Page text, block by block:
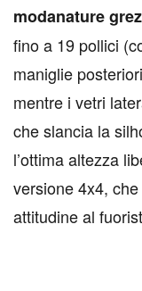
modanature
fino a 19 pollici
maniglie
mentre i vetri
che slancia la
l’ottima altezza
versione 4x4,
attitudine al